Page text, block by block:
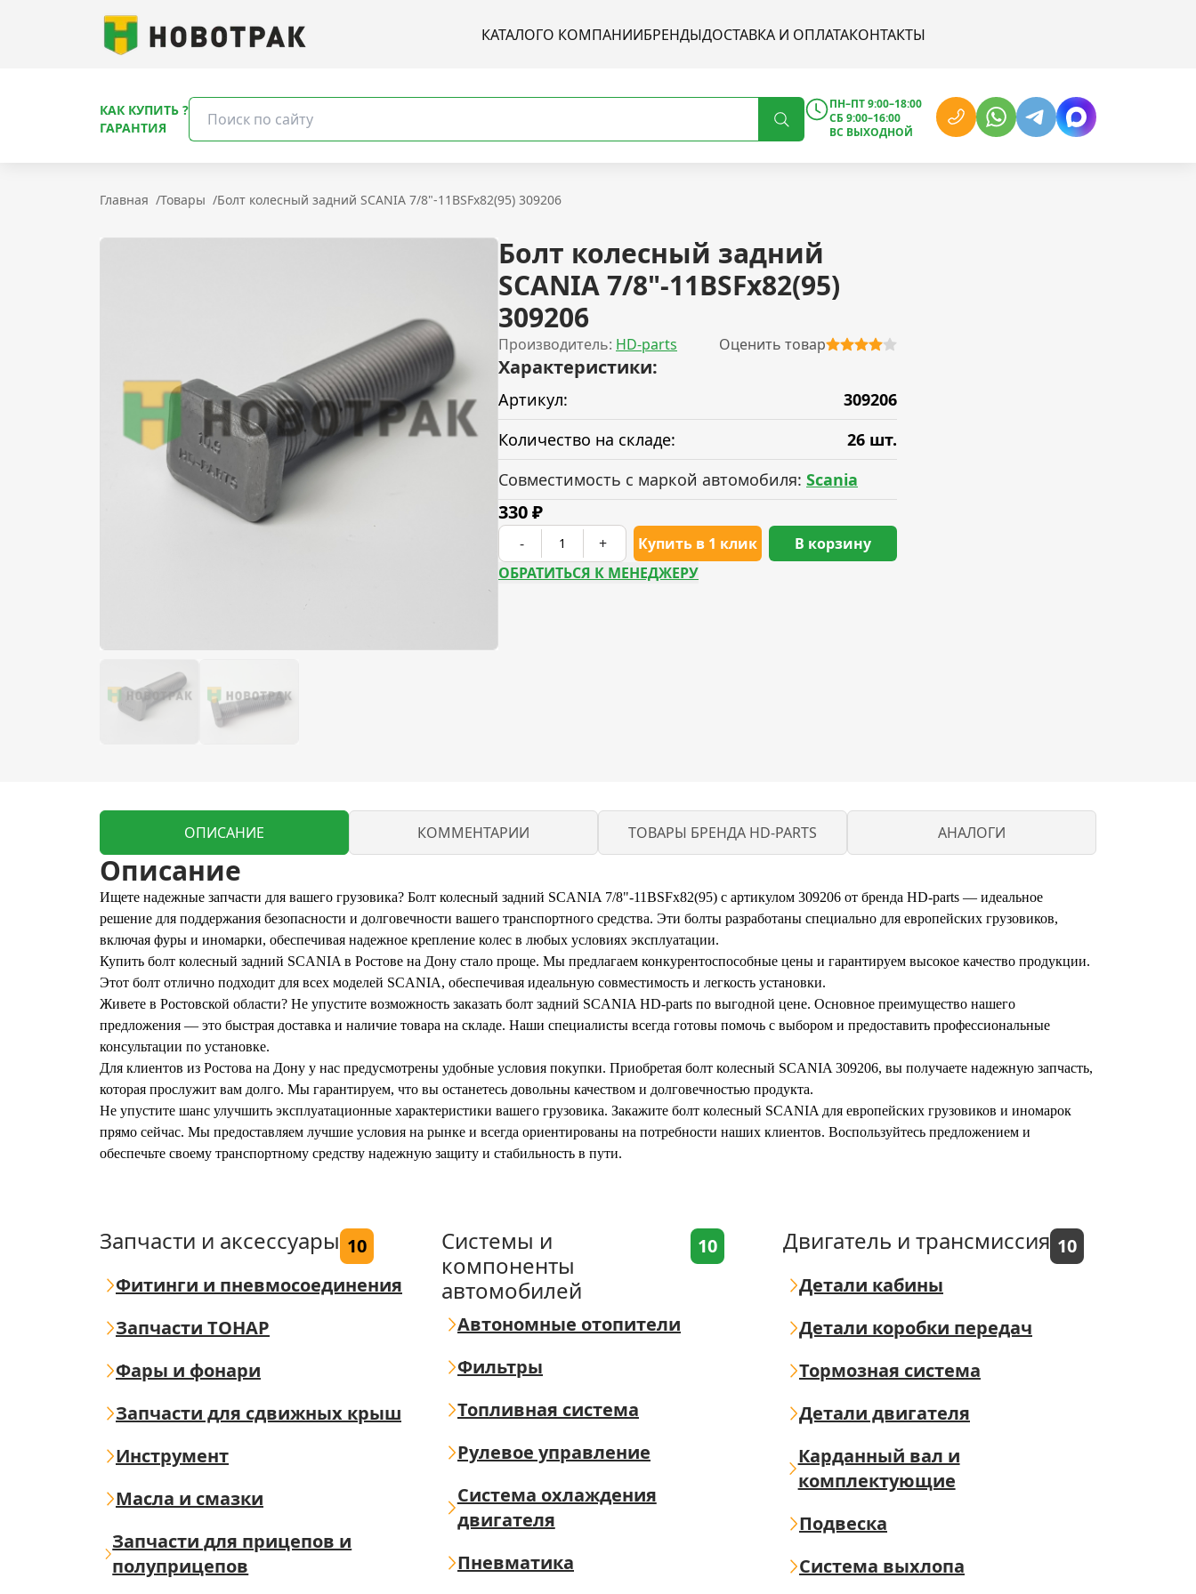
КАТАЛОГО КОМПАНИИБРЕНДЫДОСТАВКА И ОПЛАТАКОНТАКТЫ
КАК КУПИТЬ ?
ГАРАНТИЯ
ПН–ПТ 9:00–18:00
СБ 9:00–16:00
ВС ВЫХОДНОЙ
Главная /Товары /Болт колесный задний SCANIA 7/8"-11BSFх82(95) 309206
Болт колесный задний
SCANIA 7/8"-11BSFх82(95)
309206
Производитель: HD-parts Оценить товар
Характеристики:
Артикул:
309206
Количество на складе:
26 шт.
Совместимость с маркой автомобиля: Scania
330₽
- + Купить в 1 клик
В корзину
ОБРАТИТЬСЯ К МЕНЕДЖЕРУ
ОПИСАНИЕ КОММЕНТАРИИ ТОВАРЫ БРЕНДА HD-PARTS АНАЛОГИ
Описание
Ищете надежные запчасти для вашего грузовика? Болт колесный задний SCANIA 7/8"-11BSFх82(95) с артикулом 309206 от бренда HD-parts — идеальное
решение для поддержания безопасности и долговечности вашего транспортного средства. Эти болты разработаны специально для европейских грузовиков,
включая фуры и иномарки, обеспечивая надежное крепление колес в любых условиях эксплуатации.
Купить болт колесный задний SCANIA в Ростове на Дону стало проще. Мы предлагаем конкурентоспособные цены и гарантируем высокое качество продукции.
Этот болт отлично подходит для всех моделей SCANIA, обеспечивая идеальную совместимость и легкость установки.
Живете в Ростовской области? Не упустите возможность заказать болт задний SCANIA HD-parts по выгодной цене. Основное преимущество нашего
предложения — это быстрая доставка и наличие товара на складе. Наши специалисты всегда готовы помочь с выбором и предоставить профессиональные
консультации по установке.
Для клиентов из Ростова на Дону у нас предусмотрены удобные условия покупки. Приобретая болт колесный SCANIA 309206, вы получаете надежную запчасть,
которая прослужит вам долго. Мы гарантируем, что вы останетесь довольны качеством и долговечностью продукта.
Не упустите шанс улучшить эксплуатационные характеристики вашего грузовика. Закажите болт колесный SCANIA для европейских грузовиков и иномарок
прямо сейчас. Мы предоставляем лучшие условия на рынке и всегда ориентированы на потребности наших клиентов. Воспользуйтесь предложением и
обеспечьте своему транспортному средству надежную защиту и стабильность в пути.
Запчасти и аксессуары 10
Фитинги и пневмосоединения
Запчасти ТОНАР
Фары и фонари
Запчасти для сдвижных крыш
Инструмент
Масла и смазки
Запчасти для прицепов и
полуприцепов
Системы и
компоненты
автомобилей
10
Автономные отопители
Фильтры
Топливная система
Рулевое управление
Система охлаждения
двигателя
Пневматика
Двигатель и трансмиссия 10
Детали кабины
Детали коробки передач
Тормозная система
Детали двигателя
Карданный вал и
комплектующие
Подвеска
Система выхлопа